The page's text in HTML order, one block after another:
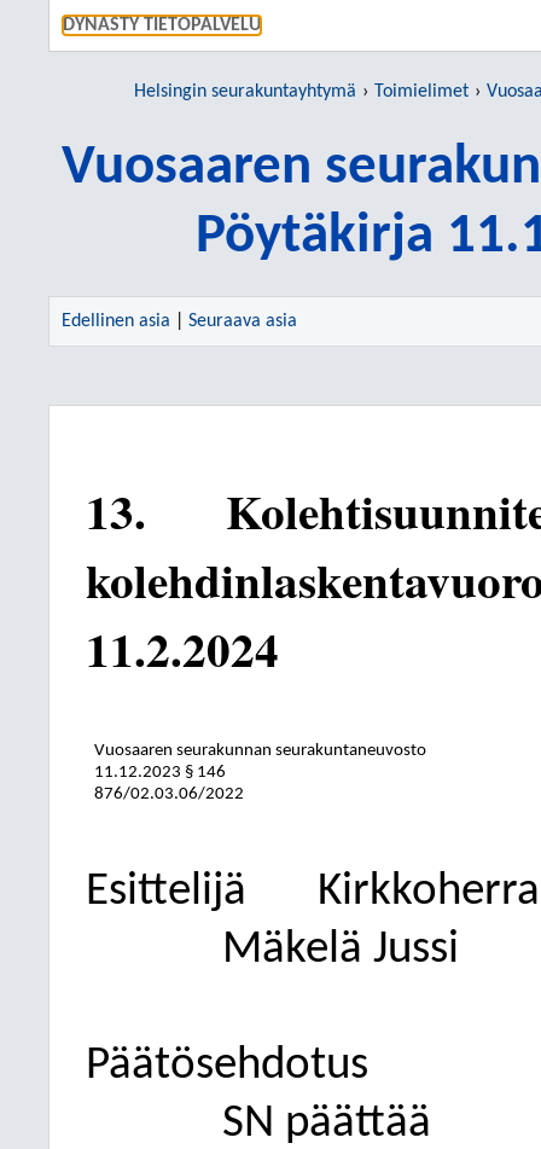
DYNASTY TIETOPALVELU
Helsingin seurakuntayhtymä Toimielimet
Vuosaaren
Pöytäkirja
Edellinen asia Seuraava asia
13.
11.2.2024
Vuosaaren seurakunnan seurakuntaneuvosto
11.12.2023 § 146
876/02.03.06/2022
Esittelijä
Mäkelä Jussi
Päätösehdotus
SN päättää